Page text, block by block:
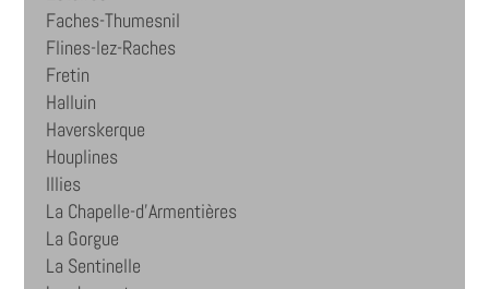
Faches-Thumesnil
Flines-lez-Raches
Fretin
Halluin
Haverskerque
Houplines
Illies
La Chapelle-d'Armentières
La Gorgue
La Sentinelle